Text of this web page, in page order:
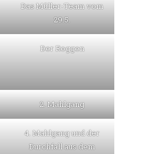
Das Müller-Team vom
29.5.
Der Roggen
2. Mahlgang
4. Mahlgang und der
Durchfall aus dem